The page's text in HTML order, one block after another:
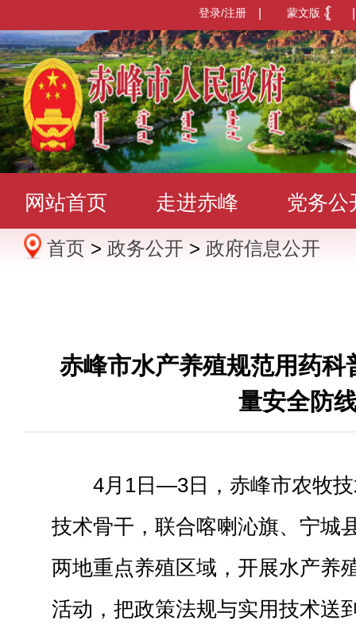
蒙文版
登录/注册
网站首页 走进赤峰 党务公
办事服务 政民互动 数据发
首页 > 政务公开 > 政府信息公开
赤峰市水产养殖规范用药科
量安全防
4月1日—3日，赤峰市农牧
技术骨干，联合喀喇沁旗、宁城
两地重点养殖区域，开展水产养
活动，把政策法规与实用技术送